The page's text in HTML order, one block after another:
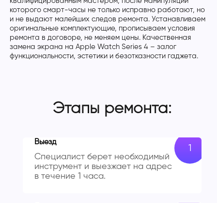
которого смарт-часы не только исправно работают, но
и не выдают малейших следов ремонта. Устанавливаем
оригинальные комплектующие, прописываем условия
ремонта в договоре, не меняем цены. Качественная
замена экрана на Apple Watch Series 4 – залог
функциональности, эстетики и безотказности гаджета.
Этапы ремонта:
Выезд
Специалист берет необходимый
инструмент и выезжает на адрес
в течение 1 часа.